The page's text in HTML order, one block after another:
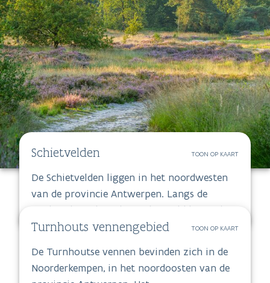
Schietvelden TOON OP KAART
De Schietvelden liggen in het noordwesten
van de provincie Antwerpen. Langs de
zuidrand van het Klein Schietveld loopt de
antitankgracht. Het Klein en Groot
natuurgebieden die deel uitmaken van de
groene gordel ten noorden van de stad